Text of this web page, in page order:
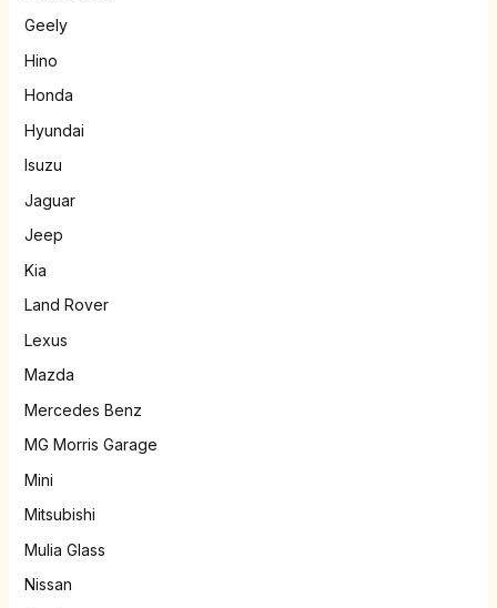
Geely
Hino
Honda
Hyundai
Isuzu
Jaguar
Jeep
Kia
Land Rover
Lexus
Mazda
Mercedes Benz
MG Morris Garage
Mini
Mitsubishi
Mulia Glass
Nissan